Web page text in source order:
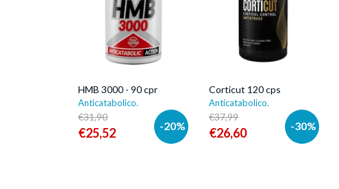
HMB 3000 - 90 cpr
Anticatabolico.
€31,90
€25,52 -20%
Corticut 120 cps
Anticatabolico.
€37,99
€26,60 -30%